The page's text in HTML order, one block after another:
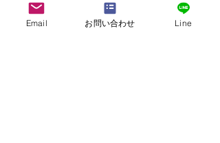
Email お問い合わせ Line